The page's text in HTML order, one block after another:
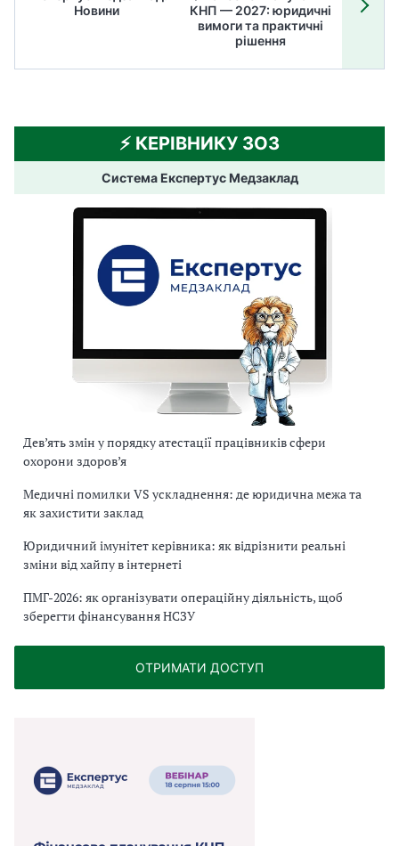
Новини
КНП — 2027: юридичні
вимоги та практичні
рішення
⚡️ КЕРІВНИКУ ЗОЗ
Система Експертус Медзаклад
Дев’ять змін у порядку атестації працівників сфери
охорони здоров’я
Медичні помилки VS ускладнення: де юридична межа та
як захистити заклад
Юридичний імунітет керівника: як відрізнити реальні
зміни від хайпу в інтернеті
ПМГ-2026: як організувати операційну діяльність, щоб
зберегти фінансування НСЗУ
ОТРИМАТИ ДОСТУП